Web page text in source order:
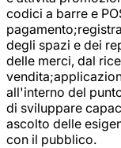
codici a barre e
degli spazi e dei
delle merci, dal
all'interno del
di sviluppare
ascolto delle
con il pubblico.